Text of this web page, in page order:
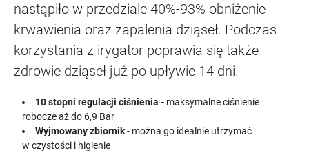
nastąpiło w przedziale 40%-93% obniżenie
krwawienia oraz zapalenia dziąseł. Podczas
korzystania z irygator poprawia się także
zdrowie dziąseł już po upływie 14 dni.
10 stopni regulacji ciśnienia - maksymalne ciśnienie
robocze aż do 6,9 Bar
Wyjmowany zbiornik- można go idealnie utrzymać
w czystości i higienie